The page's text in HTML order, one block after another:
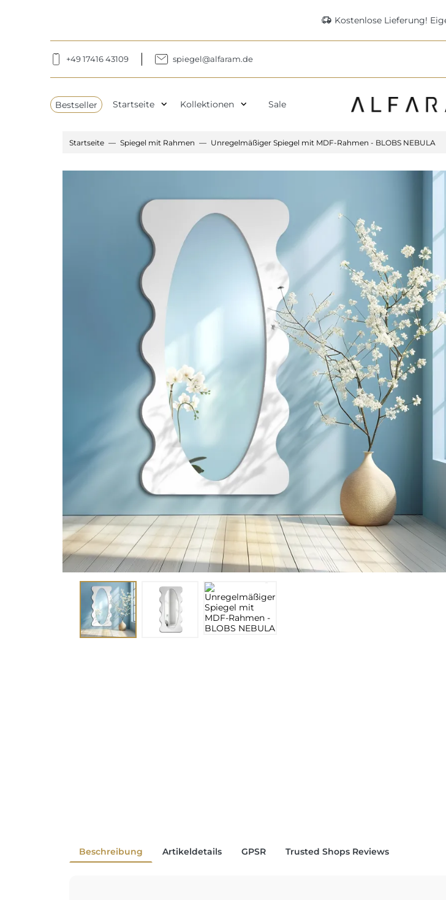
delivery_truck_speed Kostenlose Lieferung!
+49 17416 43109 spiegel@alfaram.de
Bestseller Startseite expand_more Kollektionen expand_more Sale
Startseite Spiegel mit Rahmen Unregelmäßiger Spiegel mit MDF-Rahmen - BLOBS NEBULA
Beschreibung Artikeldetails GPSR Trusted Shops Reviews